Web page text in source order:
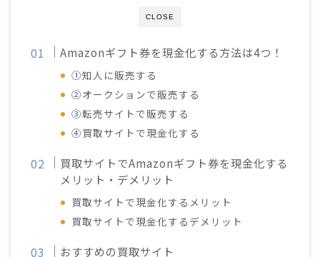
CLOSE
Amazonギフト券を現金化する方法は4つ！
①知人に販売する
②オークションで販売する
③転売サイトで販売する
④買取サイトで現金化する
買取サイトでAmazonギフト券を現金化する
メリット・デメリット
買取サイトで現金化するメリット
買取サイトで現金化するデメリット
おすすめの買取サイト